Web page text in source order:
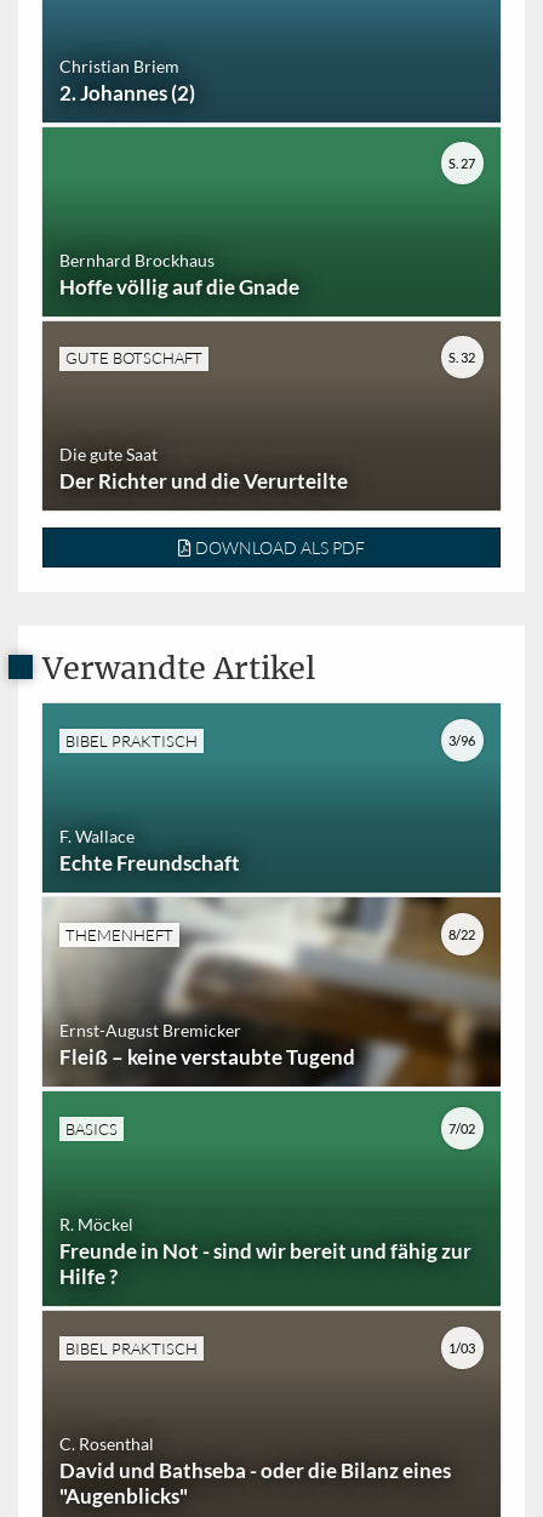
Christian Briem
2. Johannes (2)
Bernhard Brockhaus
Hoffe völlig auf die Gnade
S. 27
GUTE BOTSCHAFT
Die gute Saat
Der Richter und die Verurteilte
S. 32
DOWNLOAD ALS PDF
Verwandte Artikel
BIBEL PRAKTISCH
F. Wallace
Echte Freundschaft
3/96
THEMENHEFT
Ernst-August Bremicker
Fleiß – keine verstaubte Tugend
8/22
BASICS
R. Möckel
Freunde in Not - sind wir bereit und fähig zur
Hilfe ?
7/02
BIBEL PRAKTISCH
C. Rosenthal
David und Bathseba - oder die Bilanz eines
"Augenblicks"
1/03